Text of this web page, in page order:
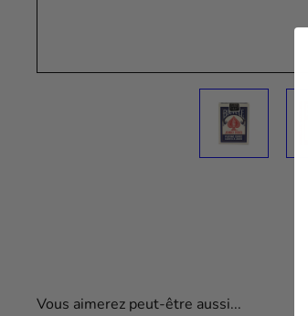
Vous aimerez peut-être aussi...